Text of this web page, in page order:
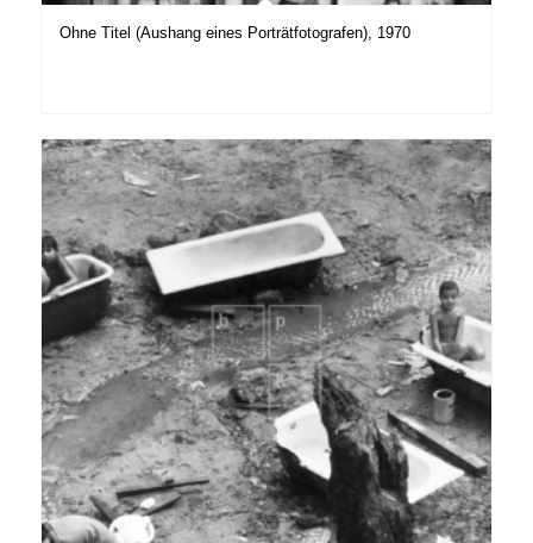
Ohne Titel (Aushang eines Porträtfotografen), 1970